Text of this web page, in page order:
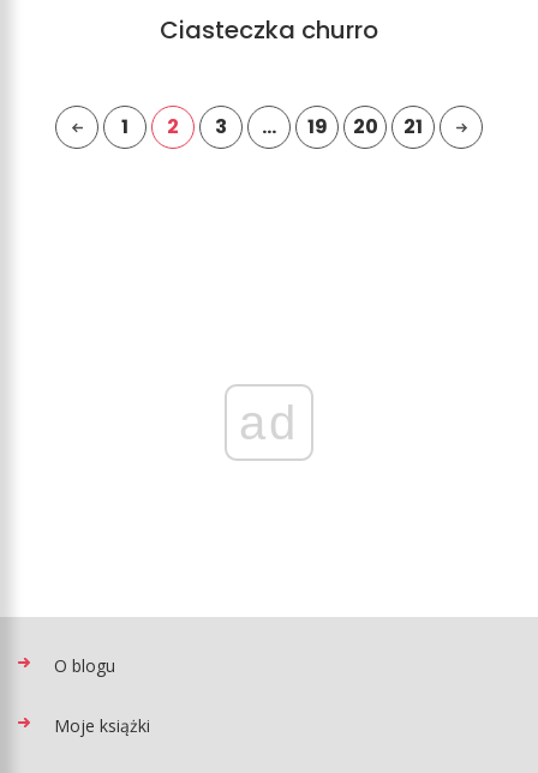
Ciasteczka churro
1 2 3 … 19 20 21
ad
O blogu
Moje książki